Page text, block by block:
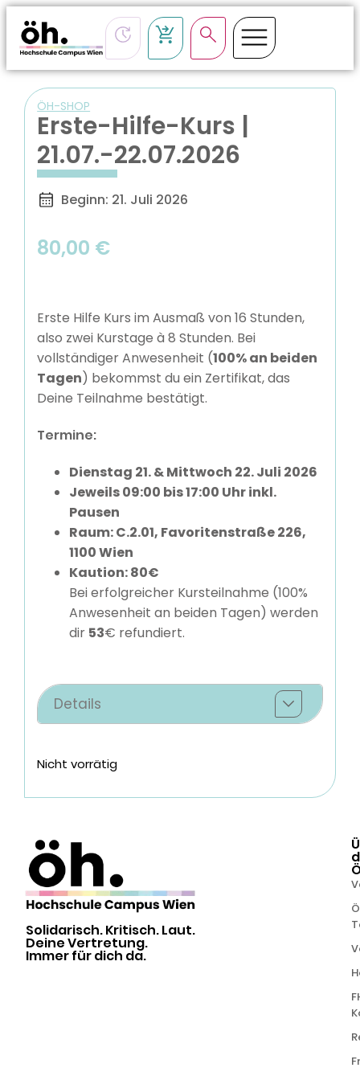
ÖH-SHOP
Erste-Hilfe-Kurs |
21.07.-22.07.2026
Beginn: 21. Juli 2026
80,00 €
Erste Hilfe Kurs im Ausmaß von 16 Stunden,
also zwei Kurstage à 8 Stunden. Bei
vollständiger Anwesenheit (100% an beiden
Tagen) bekommst du ein Zertifikat, das
Deine Teilnahme bestätigt.
Termine:
Dienstag 21. & Mittwoch 22. Juli 2026
Jeweils 09:00 bis 17:00 Uhr inkl.
Pausen
Raum:C.2.01, Favoritenstraße 226,
1100 Wien
Kaution: 80€
Bei erfolgreicher Kursteilnahme (100%
Anwesenheit an beiden Tagen) werden
dir 53€ refundiert.
Details
Nicht vorrätig
Solidarisch. Kritisch. Laut.
Deine Vertretung.
Immer für dich da.